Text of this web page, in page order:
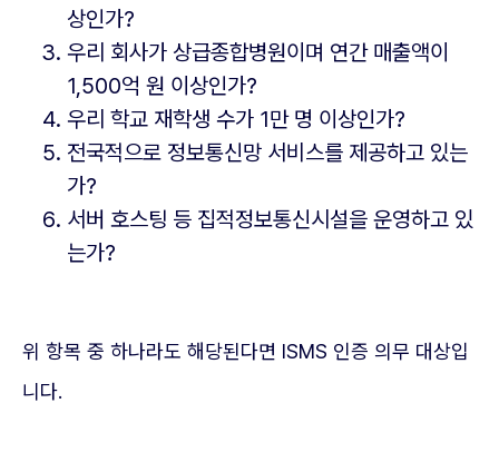
상인가?
우리 회사가 상급종합병원이며 연간 매출액이
1,500억 원 이상인가?
우리 학교 재학생 수가 1만 명 이상인가?
전국적으로 정보통신망 서비스를 제공하고 있는
가?
서버 호스팅 등 집적정보통신시설을 운영하고 있
는가?
위 항목 중 하나라도 해당된다면 ISMS 인증 의무 대상입
니다.